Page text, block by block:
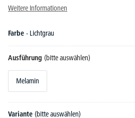
Weitere Informationen
Farbe - Lichtgrau
Ausführung (bitte auswählen)
Melamin
Variante (bitte auswählen)